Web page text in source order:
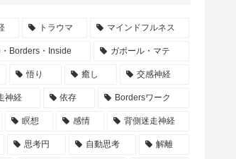
トラウマ マインドフルネス
Borders・Inside ガボール・マテ
悟り 癒し 交感神経
神経 依存 Bordersワーク
瞑想 感情 背側迷走神経
思考円 自動思考 解離